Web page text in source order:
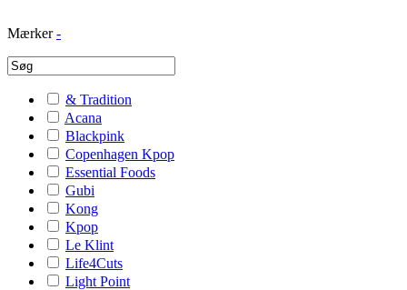
Mærker -
& Tradition
Acana
Blackpink
Copenhagen Kpop
Essential Foods
Gubi
Kong
Kpop
Le Klint
Life4Cuts
Light Point